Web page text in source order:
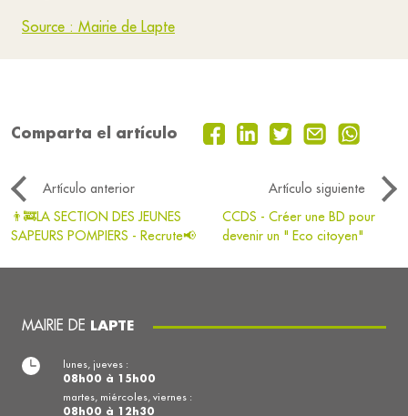
Source : Mairie de Lapte
Comparta el artículo
Artículo anterior
Artículo siguiente
👨‍🚒LA SECTION DES JEUNES
SAPEURS POMPIERS - Recrute📢
CCDS - Créer une BD pour
devenir un " Eco citoyen"
MAIRIE DE LAPTE
lunes, jueves :
08h00 à 15h00
martes, miércoles, viernes :
08h00 à 12h30